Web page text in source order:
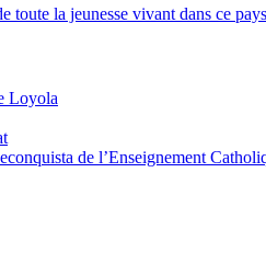
toute la jeunesse vivant dans ce
Loyola
de l’Enseignement